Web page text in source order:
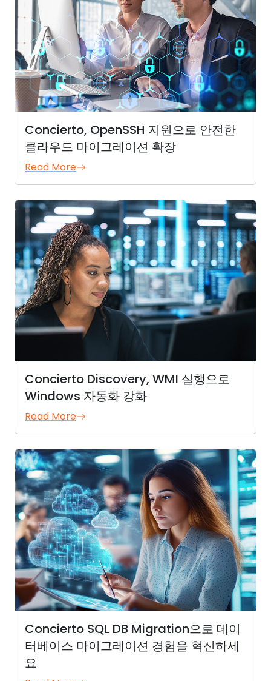
Concierto, OpenSSH 지원으로 안전한
클라우드 마이그레이션 확장
Read More
Concierto Discovery, WMI 실행으로
Windows 자동화 강화
Read More
Concierto SQL DB Migration으로 데이
터베이스 마이그레이션 경험을 혁신하세
요